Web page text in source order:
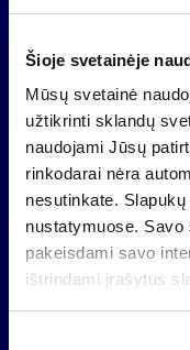
Šioje svetainėje
Mūsų svetainė
užtikrinti sklandų
naudojami Jūsų
rinkodarai nėra
nesutinkate.
nustatymuose.
pakeisdami savo
ištrindami įrašytus
6. Dėl akcinės
obligacijų
Su dokumentais,
susirinkimo
vėliau kaip likus 10
bus galima
Šeimyniškių g. 3,
interneto
informacijos